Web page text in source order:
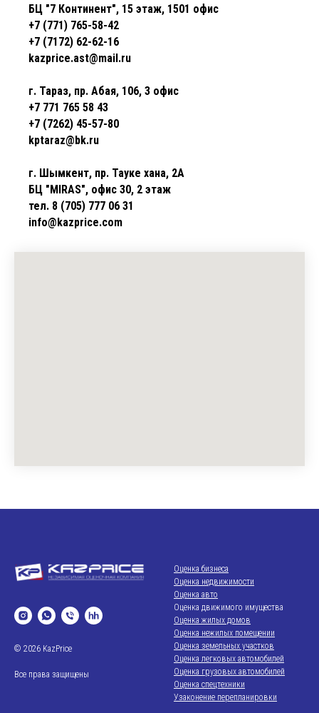
БЦ "7 Континент", 15 этаж, 1501 офис
+7 (771) 765-58-42
+7 (7172) 62-62-16
kazprice.ast@mail.ru
г. Тараз, пр. Абая, 106, 3 офис
+7 771 765 58 43
+7 (7262) 45-57-80
kptaraz@bk.ru
г. Шымкент, пр. Тауке хана, 2А
БЦ "MIRAS", офис 30, 2 этаж
тел. 8 (705) 777 06 31
info@kazprice.com
© 2026 KazPrice
Все права защищены
Оценка бизнеса
Оценка недвижимости
Оценка авто
Оценка движимого имущества
Оценка жилых домов
Оценка нежилых помещении
Оценка земельных участков
Оценка легковых автомобилей
Оценка грузовых автомобилей
Оценка спецтехники
Узаконение перепланировки